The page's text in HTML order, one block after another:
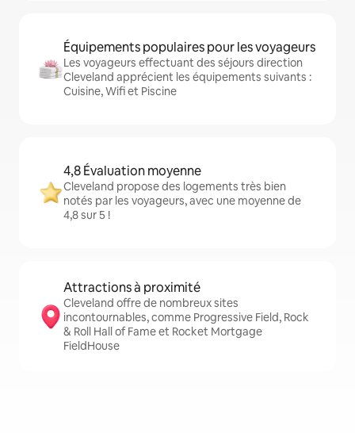
Équipements populaires pour les voyageurs
Les voyageurs effectuant des séjours direction
Cleveland apprécient les équipements suivants :
Cuisine, Wifi et Piscine
4,8 Évaluation moyenne
Cleveland propose des logements très bien
notés par les voyageurs, avec une moyenne de
4,8 sur 5 !
Attractions à proximité
Cleveland offre de nombreux sites
incontournables, comme Progressive Field, Rock
& Roll Hall of Fame et Rocket Mortgage
FieldHouse